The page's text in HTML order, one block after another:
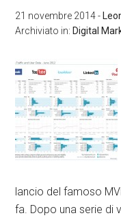
21 novembre 2014-
Archiviato in: Digital
lancio del famoso
fa. Dopo una serie di